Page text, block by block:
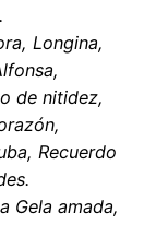
Longina,
de nitidez,
Recuerdo
Gela amada,